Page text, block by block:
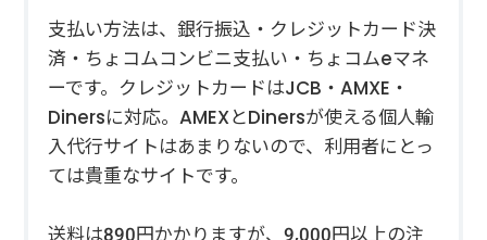
支払い方法は、銀行振込・クレジットカード決
済・ちょコムコンビニ支払い・ちょコムeマネ
ーです。クレジットカードはJCB・AMXE・
Dinersに対応。AMEXとDinersが使える個人輸
入代行サイトはあまりないので、利用者にとっ
ては貴重なサイトです。
送料は890円かかりますが、9,000円以上の注